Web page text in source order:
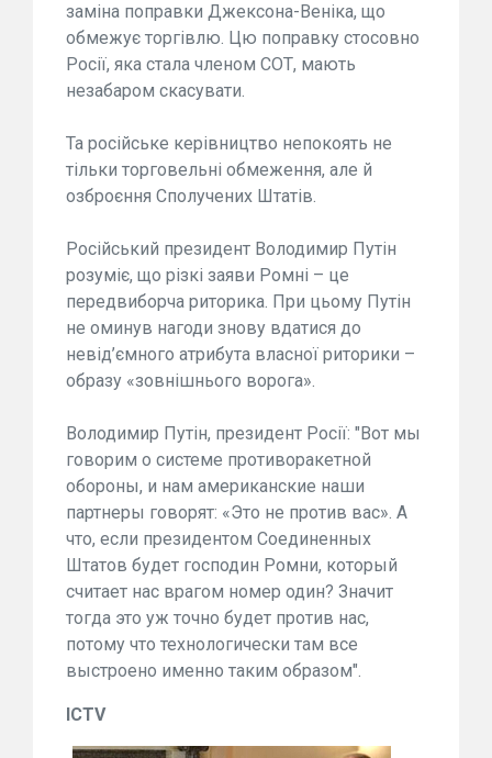
заміна поправки Джексона-Веніка, що
обмежує торгівлю. Цю поправку стосовно
Росії, яка стала членом СОТ, мають
незабаром скасувати.
Та російське керівництво непокоять не
тільки торговельні обмеження, але й
озброєння Сполучених Штатів.
Російський президент Володимир Путін
розуміє, що різкі заяви Ромні – це
передвиборча риторика. При цьому Путін
не оминув нагоди знову вдатися до
невід’ємного атрибута власної риторики –
образу «зовнішнього ворога».
Володимир Путін, президент Росії: "Вот мы
говорим о системе противоракетной
обороны, и нам американские наши
партнеры говорят: «Это не против вас». А
что, если президентом Соединенных
Штатов будет господин Ромни, который
считает нас врагом номер один? Значит
тогда это уж точно будет против нас,
потому что технологически там все
выстроено именно таким образом".
ICTV